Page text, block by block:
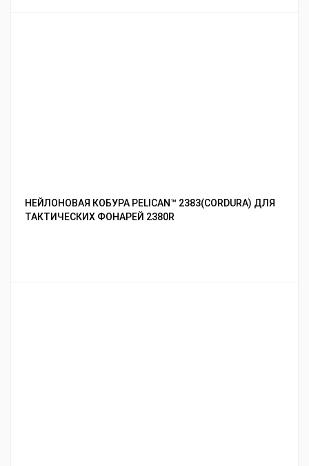
НЕЙЛОНОВАЯ КОБУРА PELICAN™ 2383(CORDURA) ДЛЯ
ТАКТИЧЕСКИХ ФОНАРЕЙ 2380R